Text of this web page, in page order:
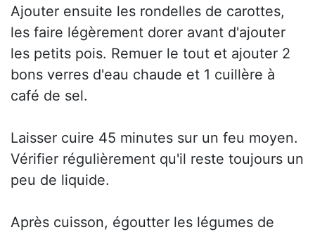
Ajouter ensuite les rondelles de carottes,
les faire légèrement dorer avant d'ajouter
les petits pois. Remuer le tout et ajouter 2
bons verres d'eau chaude et 1 cuillère à
café de sel.
Laisser cuire 45 minutes sur un feu moyen.
Vérifier régulièrement qu'il reste toujours un
peu de liquide.
Après cuisson, égoutter les légumes de